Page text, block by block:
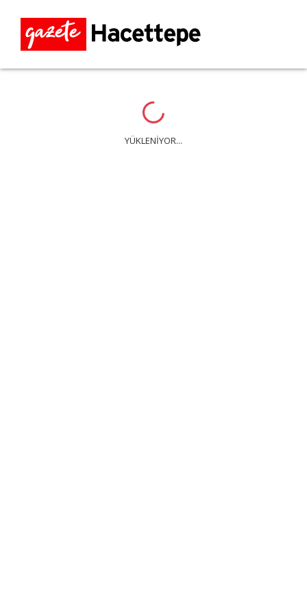
Loading...
YÜKLENİYOR...